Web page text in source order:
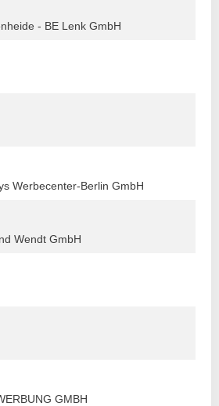
- BE Lenk GmbH
Werbecenter-Berlin GmbH
Wendt GmbH
GMBH